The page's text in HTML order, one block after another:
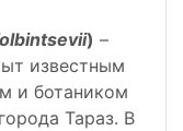
) –
известным
и ботаником
Тараз. В